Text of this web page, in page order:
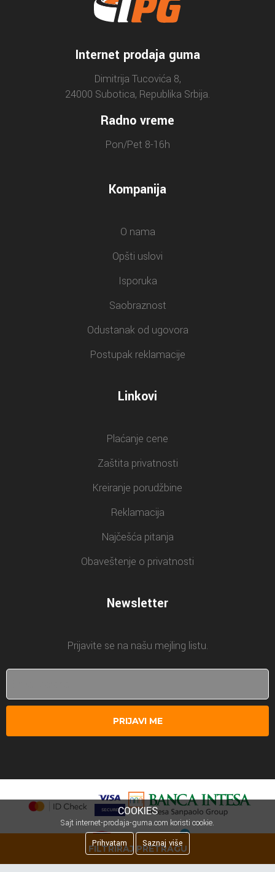
FILTRIRAJ PRETRAGU
Internet prodaja guma
Dimitrija Tucovića 8,
24000 Subotica, Republika Srbija.
Radno vreme
Pon/Pet 8-16h
Kompanija
O nama
Opšti uslovi
Isporuka
Saobraznost
Odustanak od ugovora
Postupak reklamacije
Linkovi
Plaćanje cene
Zaštita privatnosti
Kreiranje porudžbine
Reklamacija
Najčešća pitanja
Obaveštenje o privatnosti
Newsletter
Prijavite se na našu mejling listu.
PRIJAVI ME
COOKIES
Sajt internet-prodaja-guma.com koristi cookie.
Prihvatam
Saznaj više